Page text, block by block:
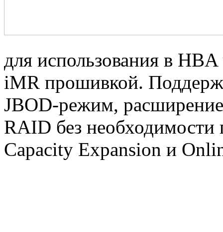
для использования в
iMR прошивкой.
JBOD-режим,
RAID без необходимости
Capacity Expansion и